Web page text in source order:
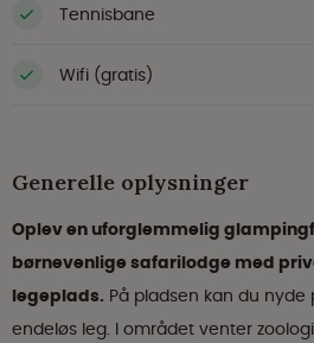
Tennisbane
Wifi (gratis)
Generelle oplysninger
Oplev en uforglemmelig
børnevenlige safarilodge med
legeplads. På pladsen kan du
endeløs leg. I området venter